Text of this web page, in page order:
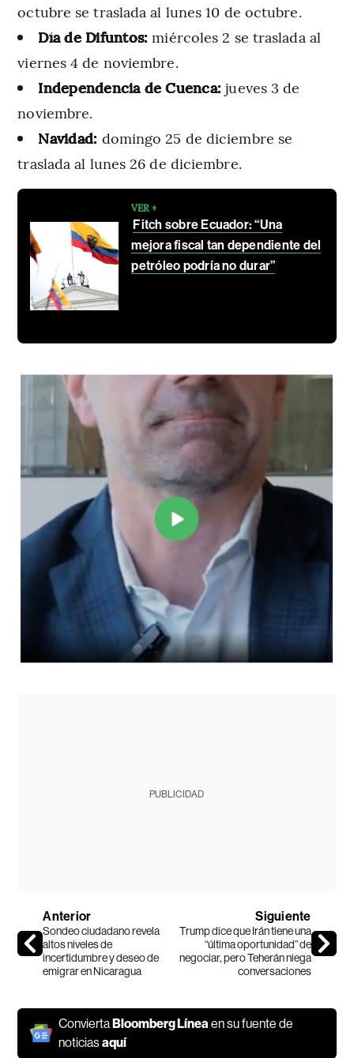
octubre se traslada al lunes 10 de octubre.
Día de Difuntos: miércoles 2 se traslada al
viernes 4 de noviembre.
Independencia de Cuenca:jueves 3 de
noviembre.
Navidad: domingo 25 de diciembre se
traslada al lunes 26 de diciembre.
VER +
Fitch sobre Ecuador: “Una
mejora fiscal tan dependiente del
petróleo podría no durar”
PUBLICIDAD
Anterior
Sondeo ciudadano revela
altos niveles de
incertidumbre y deseo de
emigrar en Nicaragua
Siguiente
Trump dice que Irán tiene una
“última oportunidad” de
negociar, pero Teherán niega
conversaciones
ConviertaBloomberg Línea en su fuente de
noticiasaquí